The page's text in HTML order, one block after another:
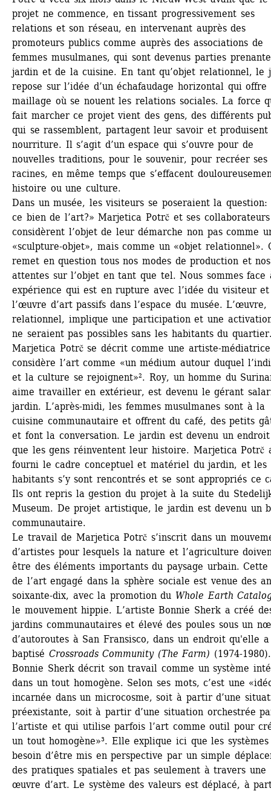
projet ne commence, en tissant progressivement ses
relations et son réseau, en intervenant auprès des
promoteurs publics comme auprès des associations de
femmes musulmanes, qui sont devenus parties
jardin et de la cuisine. En tant qu’objet relationnel, le
repose sur l’idée d’un échafaudage horizontal qui offre
maillage où se nouent les relations sociales. La force
fait marcher ce projet vient des gens, des différents
qui se rassemblent, partagent leur savoir et
nourriture. Il s’agit d’un espace qui s’ouvre pour de
nouvelles traditions, pour le souvenir, pour recréer ses
racines, en même temps que s’effacent
histoire ou une culture.
Dans un musée, les visiteurs se poseraient la question:
ce bien de l’art?» Marjetica Potrč et ses collaborateurs
considèrent l’objet de leur démarche non pas comme
«sculpture-objet», mais comme un «objet relationnel».
remet en question tous nos modes de production et nos
attentes sur l’objet en tant que tel. Nous sommes face
expérience qui est en rupture avec l’idée du visiteur
l’œuvre d’art passifs dans l’espace du musée. L’œuvre,
relationnel, implique une participation et une
ne seraient pas possibles sans les habitants du
Marjetica Potrč se décrit comme une artiste-
considère l’art comme «un médium autour duquel
et la culture se rejoignent»². Roy, un homme du
aime travailler en extérieur, est devenu le gérant
jardin. L’après-midi, les femmes musulmanes sont à la
cuisine communautaire et offrent du café, des petits
et font la conversation. Le jardin est devenu un
que les gens réinventent leur histoire. Marjetica Potrč
fourni le cadre conceptuel et matériel du jardin, et les
habitants s’y sont rencontrés et se sont appropriés ce
Ils ont repris la gestion du projet à la suite du
Museum. De projet artistique, le jardin est devenu un
communautaire.
Le travail de Marjetica Potrč s’inscrit dans un
d’artistes pour lesquels la nature et l’agriculture
être des éléments importants du paysage urbain. Cette
de l’art engagé dans la sphère sociale est venue des
soixante-dix, avec la promotion du Whole Earth
le mouvement hippie. L’artiste Bonnie Sherk a créé
jardins communautaires et élevé des poules sous un
d’autoroutes à San Fransisco, dans un endroit qu'elle a
baptisé Crossroads Community (The Farm) (1974-1980).
Bonnie Sherk décrit son travail comme un système
dans un tout homogène. Selon ses mots, c’est une
incarnée dans un microcosme, soit à partir d’une
préexistante, soit à partir d’une situation orchestrée
l’artiste et qui utilise parfois l’art comme outil pour
un tout homogène»³. Elle explique ici que les
besoin d’être mis en perspective par un simple
des pratiques spatiales et pas seulement à travers une
œuvre d’art. Le système des valeurs est déplacé, à